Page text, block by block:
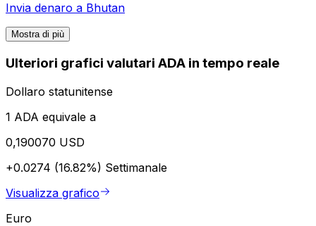
Invia denaro a Bhutan
Mostra di più
Ulteriori grafici valutari ADA in tempo reale
Dollaro statunitense
1 ADA equivale a
0,190070 USD
+0.0274 (16.82%) Settimanale
Visualizza grafico
Euro